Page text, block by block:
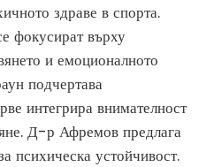
здраве в спорта.
фокусират върху
и емоционалното
подчертава
интегрира внимателност
Д-р Афремов предлага
психическа устойчивост.